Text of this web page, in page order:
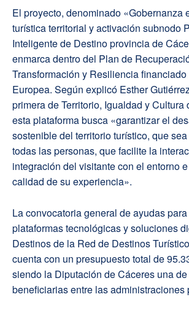
El proyecto, denominado «Gobernanza
turística territorial y activación subnodo
Inteligente de Destino provincia de
enmarca dentro del Plan de
Transformación y Resiliencia
Europea. Según explicó Esther
primera de Territorio, Igualdad y Cultura
esta plataforma busca «garantizar el
sostenible del territorio turístico, que
todas las personas, que facilite la
integración del visitante con el entorno
calidad de su experiencia».
La convocatoria general de ayudas
plataformas tecnológicas y soluciones
Destinos de la Red de Destinos
cuenta con un presupuesto total de
siendo la Diputación de Cáceres una
beneficiarias entre las administraciones